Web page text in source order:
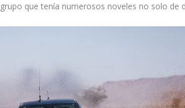
que tenía numerosos noveles no solo de